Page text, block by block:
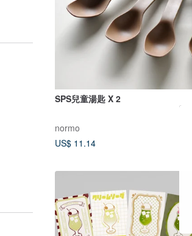
SPS兒童湯匙 X 2
normo
US$ 11.14